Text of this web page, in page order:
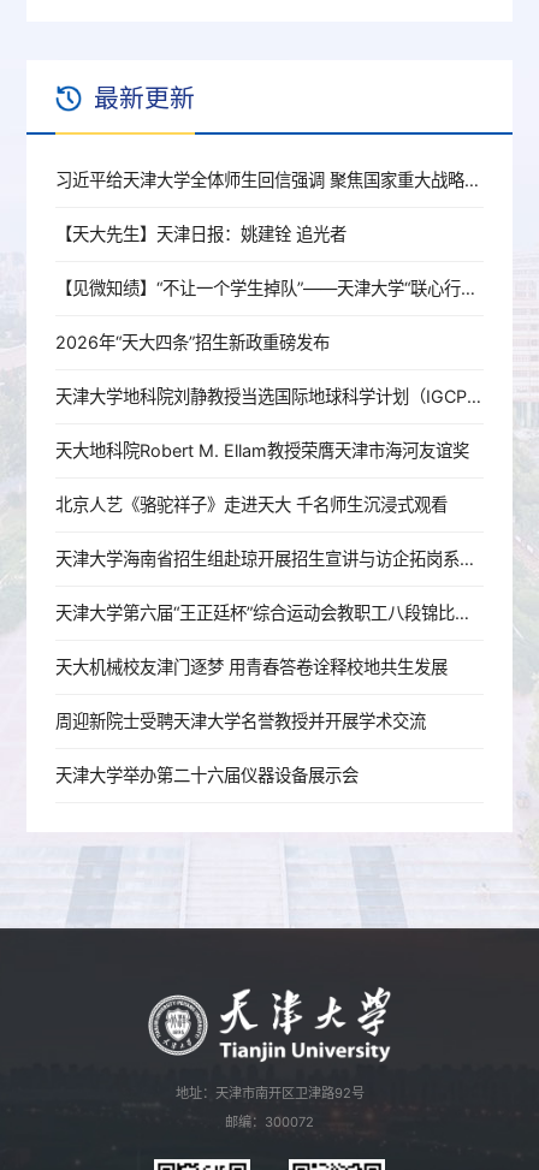
最新更新
习近平给天津大学全体师生回信强调 聚焦国家重大战略需求提高人才培养质量 更好服务经济社会发展
【天大先生】天津日报：姚建铨 追光者
【见微知绩】“不让一个学生掉队”——天津大学“联心行动”帮扶学业困难学生纪实
2026年“天大四条”招生新政重磅发布
天津大学地科院刘静教授当选国际地球科学计划（IGCP）理事会理事
天大地科院Robert M. Ellam教授荣膺天津市海河友谊奖
北京人艺《骆驼祥子》走进天大 千名师生沉浸式观看
天津大学海南省招生组赴琼开展招生宣讲与访企拓岗系列活动
天津大学第六届“王正廷杯”综合运动会教职工八段锦比赛在求实会堂举行
天大机械校友津门逐梦 用青春答卷诠释校地共生发展
周迎新院士受聘天津大学名誉教授并开展学术交流
天津大学举办第二十六届仪器设备展示会
地址：天津市南开区卫津路92号
邮编：300072